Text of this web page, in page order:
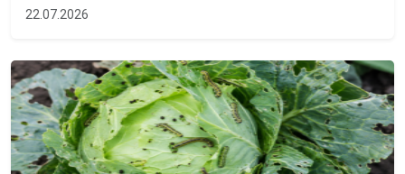
22.07.2026